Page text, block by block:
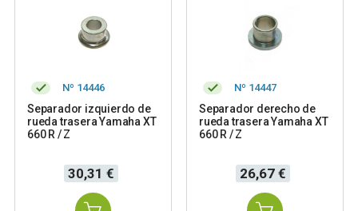
Nº 14446
Separador izquierdo de
rueda trasera Yamaha XT
660 R / Z
Precio
30,31 €
Nº 14447
Separador derecho de
rueda trasera Yamaha XT
660 R / Z
Precio
26,67 €